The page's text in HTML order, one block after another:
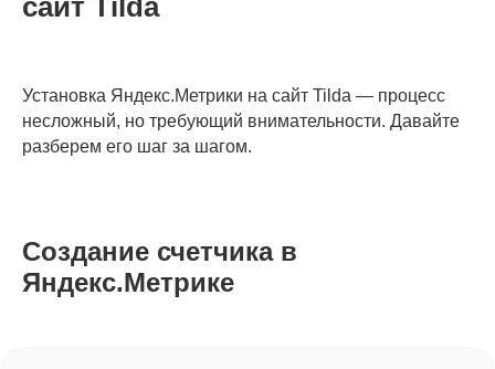
сайт Tilda
Установка Яндекс.Метрики на сайт Tilda — процесс
несложный, но требующий внимательности. Давайте
разберем его шаг за шагом.
Создание счетчика в
Яндекс.Метрике